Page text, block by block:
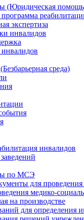
(Юридическая
экспертиза
инвалидов
инвалидов
среда)
инвалидов
по МСЭ
для
медико-
на производстве
для определения